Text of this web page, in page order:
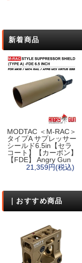
新着商品
MODTAC ＜M-RAC＞
タイプA サプレッサー
シールド6.5in【セラ
コート】【カーボン】
【FDE】 Angry Gun
21,359円(税込)
｜おすすめ商品